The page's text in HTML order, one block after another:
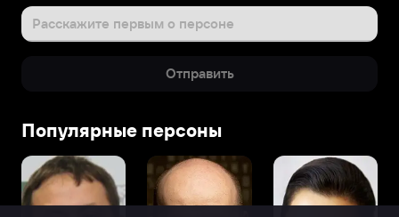
Расскажите первым о персоне
Отправить
Популярные персоны